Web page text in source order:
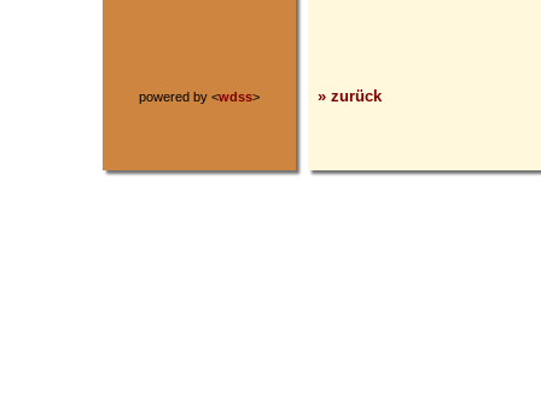
powered by <wdss> » zurück